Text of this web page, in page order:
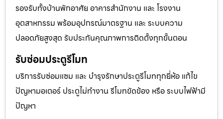
รองรับทั้งบ้านพักอาศัย อาคารสำนักงาน และ โรงงาน
อุตสาหกรรม พร้อมอุปกรณ์มาตรฐาน และ ระบบความ
ปลอดภัยสูงสุด รับประกันคุณภาพการติดตั้งทุกขั้นตอน
รับซ่อมประตูรีโมท
บริการรับซ่อมแซม และ บำรุงรักษาประตูรีโมททุกยี่ห้อ แก้ไข
ปัญหามอเตอร์ ประตูไม่ทำงาน รีโมทขัดข้อง หรือ ระบบไฟฟ้ามี
ปัญหา